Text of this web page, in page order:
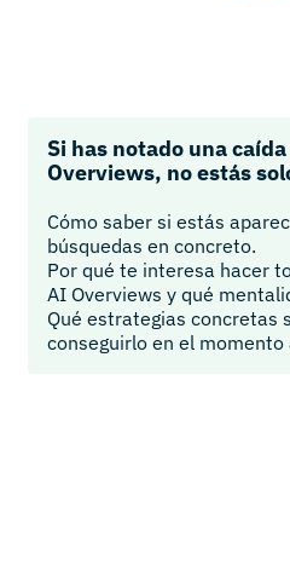
Si has notado una
Overviews, no estás
Cómo saber si estás
búsquedas en concreto.
Por qué te interesa hacer
AI Overviews y qué
Qué estrategias concretas
conseguirlo en el momento